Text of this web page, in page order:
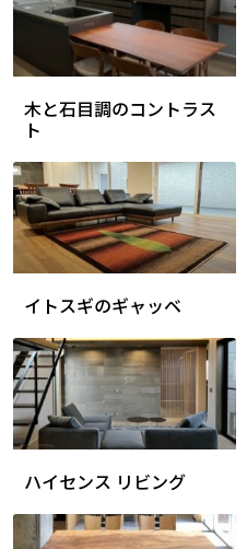
木と石目調のコントラス
ト
イトスギのギャッベ
ハイセンス リビング